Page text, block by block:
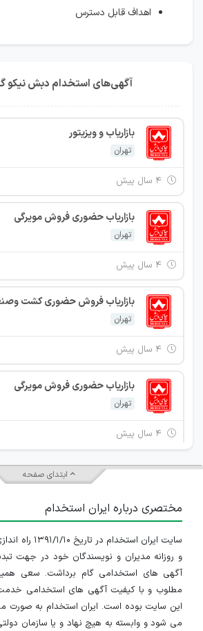
اهداف قابل دسترس
آگهی‌های استخدام دبش نیکو
بازاریاب و ویزیتور
تهران
بازاریاب حضوری فروش مویرگی
تهران
بازاریاب فروش حضوری کشت
تهران
بازاریاب حضوری فروش مویرگی
تهران
بازاریاب حضوری فروش مویرگی
۴ سال پیش
بازاریاب فروش مویرگی چای دبش
تهران
۴ سال پیش
ابتدای صفحه
مختصری درباره ایران استخدام
سایت ایران
و روزانه مدیران و نویسندگان خود در جهت
آگهی های استخدامی گام برداشت. سعی
مطلوب و با کیفیت آگهی های استخدامی خدمت
این سایت بوده است. ایران استخدام به
می شود و وابسته به هیچ نهاد و یا سازمان